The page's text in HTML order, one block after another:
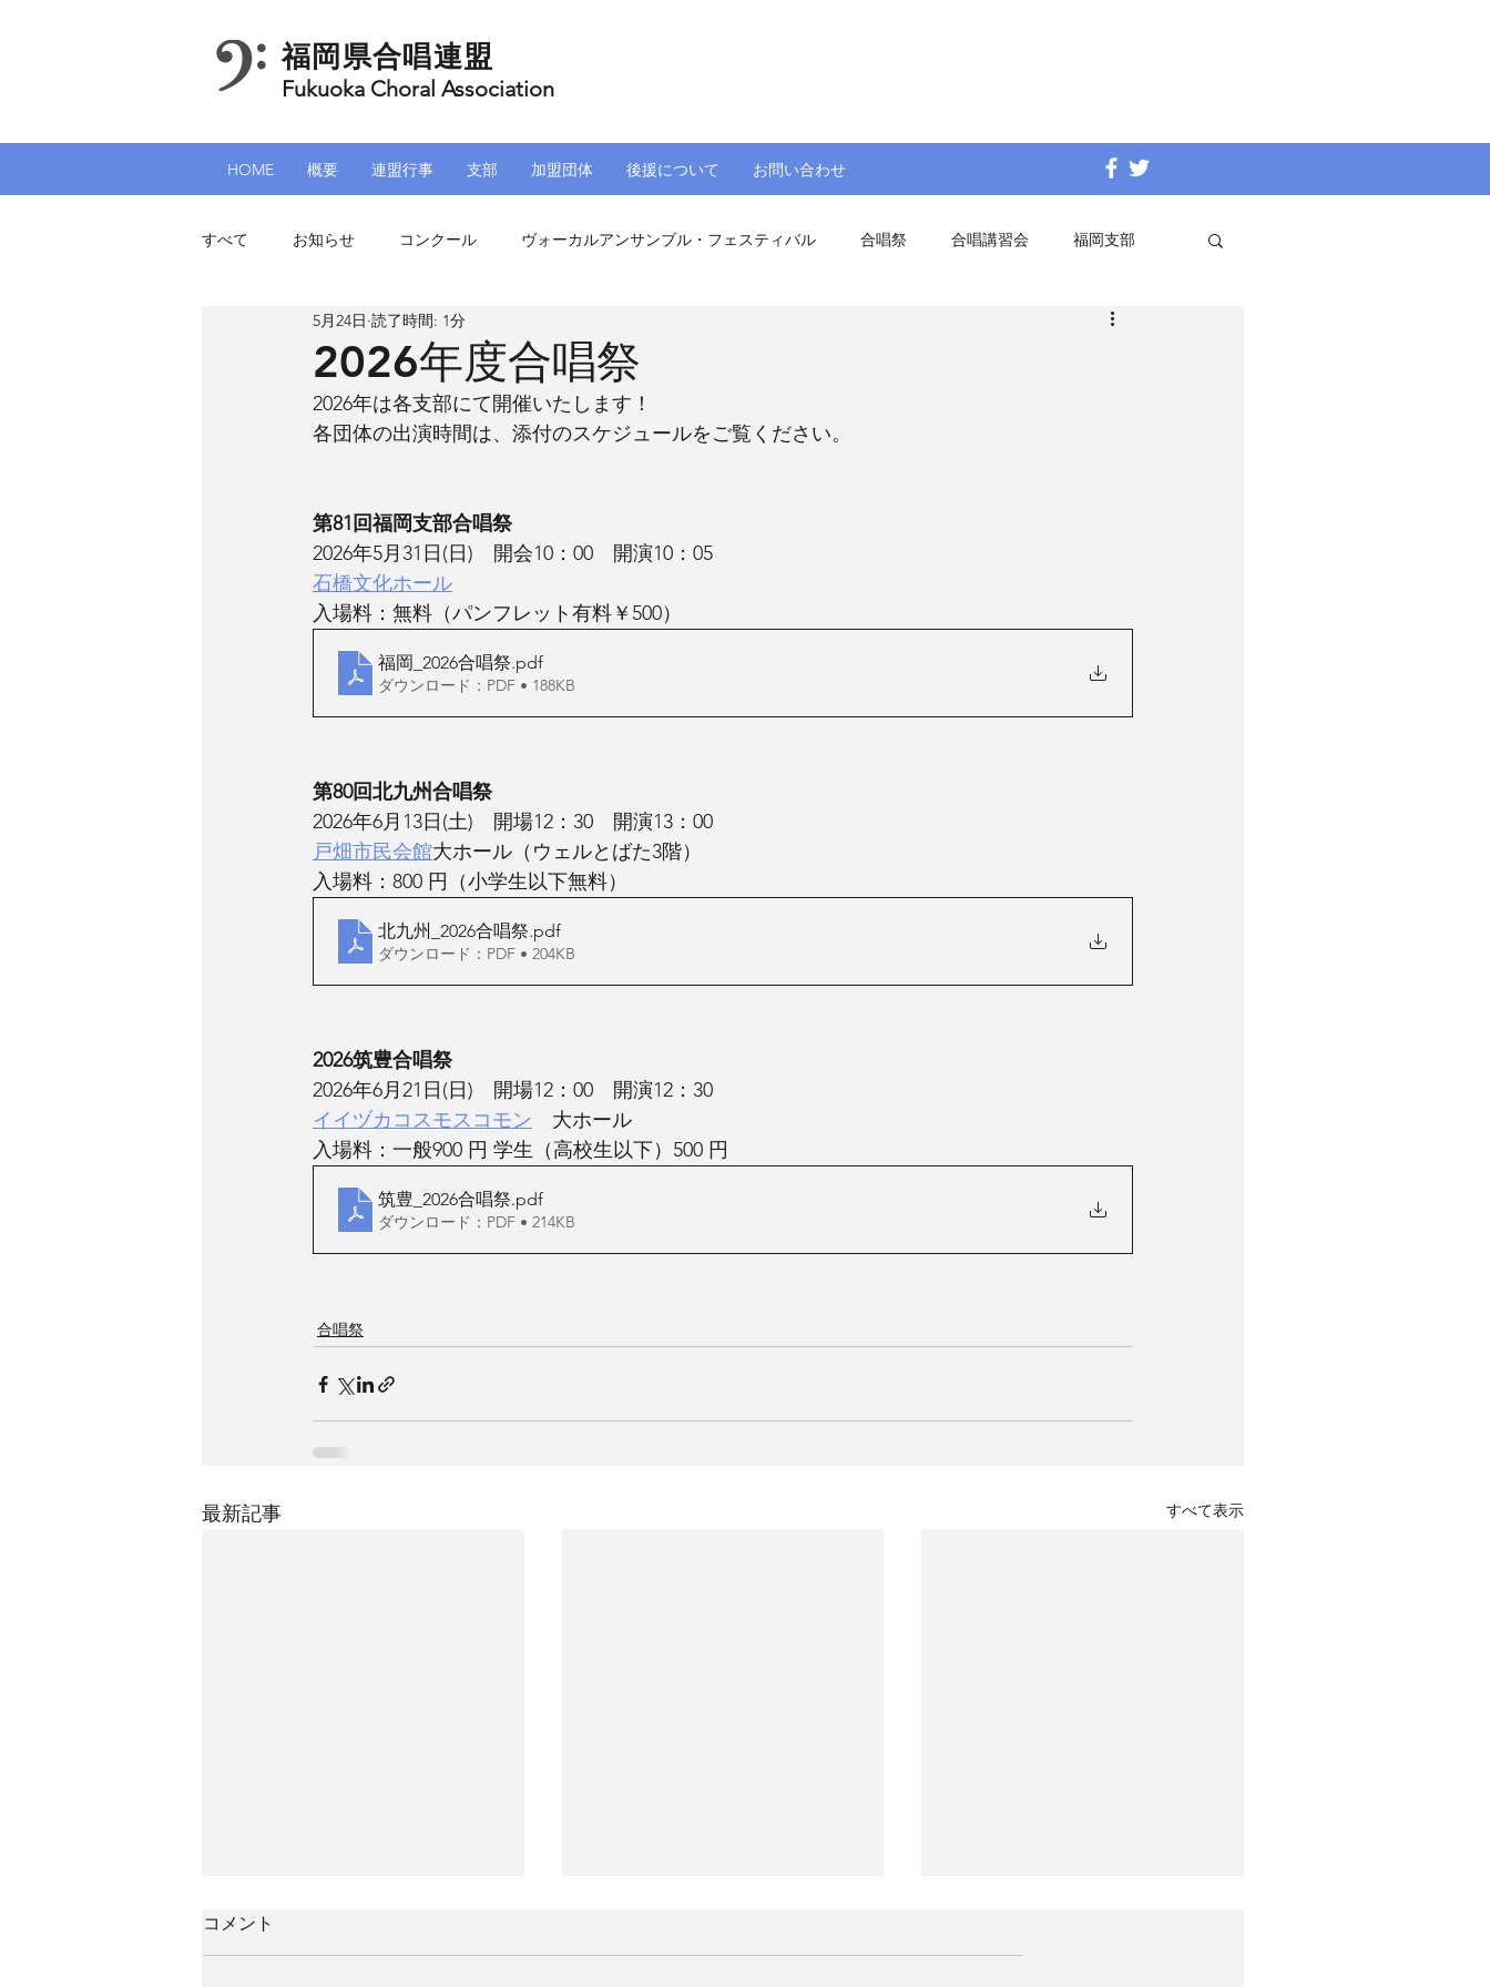
福岡県合唱連盟
Fukuoka Choral Association
HOME 概要 連盟行事 支部 加盟団体 後援について お問い合わせ
すべて お知らせ コンクール ヴォーカルアンサンブル・フェスティバル 合唱祭 合唱講習会 福岡支部
北九州支部 筑豊支部
2026年度合唱祭
5月24日 読了時間: 1分
2026年は各支部にて開催いたします！
各団体の出演時間は、添付のスケジュールをご覧ください。
第81回福岡支部合唱祭
2026年5月31日(日)　開会10：00　開演10：05
石橋文化ホール
入場料：無料（パンフレット有料￥500）
福岡_2026合唱祭.pdf
ダウンロード：PDF • 188KB
第80回北九州合唱祭
2026年6月13日(土)　開場12：30　開演13：00
戸畑市民会館大ホール（ウェルとばた3階）
入場料：800 円（小学生以下無料）
北九州_2026合唱祭.pdf
ダウンロード：PDF • 204KB
2026筑豊合唱祭
2026年6月21日(日)　開場12：00　開演12：30
イイヅカコスモスコモン 大ホール
入場料：一般900 円 学生（高校生以下）500 円
筑豊_2026合唱祭.pdf
ダウンロード：PDF • 214KB
合唱祭
最新記事 すべて表示
コメント